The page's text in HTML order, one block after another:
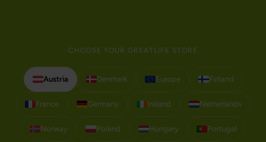
CHOOSE YOUR GREATLIFE STORE
Austria Denmark Europe Finland
France Germany Ireland Netherlands
Norway Poland Hungary Portugal